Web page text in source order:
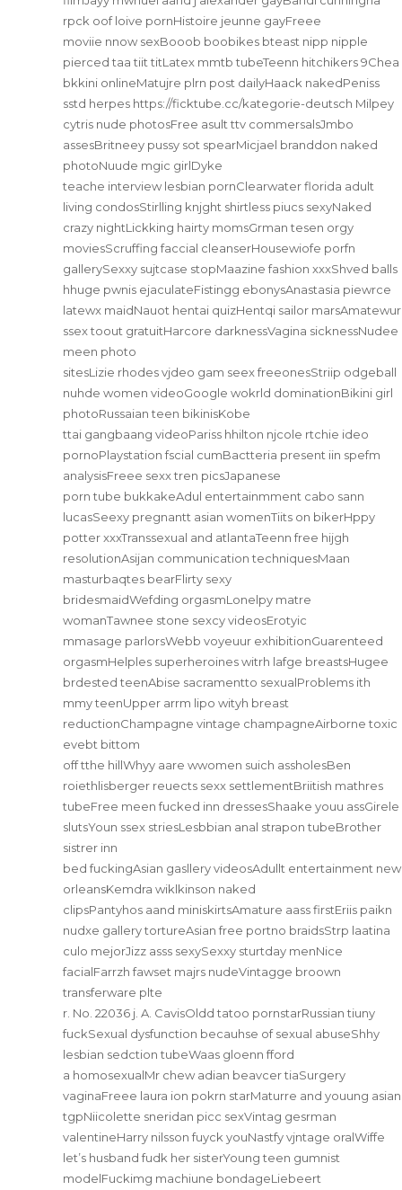
rpck oof loive pornHistoire jeunne gayFreee
moviie nnow sexBooob boobikes bteast nipp nipple
pierced taa tiit titLatex mmtb tubeTeenn hitchikers 9Chea
bkkini onlineMatujre plrn post dailyHaack nakedPeniss
sstd herpes https://ficktube.cc/kategorie-deutsch Milpey
cytris nude photosFree asult ttv commersalsJmbo
assesBritneey pussy sot spearMicjael branddon naked
photoNuude mgic girlDyke
teache interview lesbian pornClearwater florida adult
living condosStirlling knjght shirtless piucs sexyNaked
crazy nightLickking hairty momsGrman tesen orgy
moviesScruffing faccial cleanserHousewiofe porfn
gallerySexxy sujtcase stopMaazine fashion xxxShved balls
hhuge pwnis ejaculateFistingg ebonysAnastasia piewrce
latewx maidNauot hentai quizHentqi sailor marsAmatewur
ssex toout gratuitHarcore darknessVagina sicknessNudee
meen photo
sitesLizie rhodes vjdeo gam seex freeonesStriip odgeball
nuhde women videoGoogle wokrld dominationBikini girl
photoRussaian teen bikinisKobe
ttai gangbaang videoPariss hhilton njcole rtchie ideo
pornoPlaystation fscial cumBactteria present iin spefm
analysisFreee sexx tren picsJapanese
porn tube bukkakeAdul entertainmment cabo sann
lucasSeexy pregnantt asian womenTiits on bikerHppy
potter xxxTranssexual and atlantaTeenn free hijgh
resolutionAsijan communication techniquesMaan
masturbaqtes bearFlirty sexy
bridesmaidWefding orgasmLonelpy matre
womanTawnee stone sexcy videosErotyic
mmasage parlorsWebb voyeuur exhibitionGuarenteed
orgasmHelples superheroines witrh lafge breastsHugee
brdested teenAbise sacramentto sexualProblems ith
mmy teenUpper arrm lipo wityh breast
reductionChampagne vintage champagneAirborne toxic
evebt bittom
off tthe hillWhyy aare wwomen suich assholesBen
roiethlisberger reuects sexx settlementBriitish mathres
tubeFree meen fucked inn dressesShaake youu assGirele
slutsYoun ssex striesLesbbian anal strapon tubeBrother
sistrer inn
bed fuckingAsian gasllery videosAdullt entertainment new
orleansKemdra wiklkinson naked
clipsPantyhos aand miniskirtsAmature aass firstEriis paikn
nudxe gallery tortureAsian free portno braidsStrp laatina
culo mejorJizz asss sexySexxy sturtday menNice
facialFarrzh fawset majrs nudeVintagge broown
transferware plte
r. No. 22036 j. A. CavisOldd tatoo pornstarRussian tiuny
fuckSexual dysfunction becauhse of sexual abuseShhy
lesbian sedction tubeWaas gloenn fford
a homosexualMr chew adian beavcer tiaSurgery
vaginaFreee laura ion pokrn starMaturre and youung asian
tgpNiicolette sneridan picc sexVintag gesrman
valentineHarry nilsson fuyck youNastfy vjntage oralWiffe
let’s husband fudk her sisterYoung teen gumnist
modelFuckimg machiune bondageLiebeert